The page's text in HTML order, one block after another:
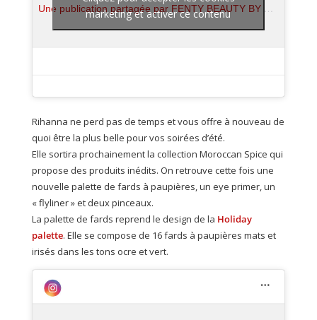
Une publication partagée par FENTY BEAUTY BY RIHANNA (@fentybeauty)
marketing et activer ce contenu
Rihanna ne perd pas de temps et vous offre à nouveau de
quoi être la plus belle pour vos soirées d’été.
Elle sortira prochainement la collection Moroccan Spice qui
propose des produits inédits. On retrouve cette fois une
nouvelle palette de fards à paupières, un eye primer, un
« flyliner » et deux pinceaux.
La palette de fards reprend le design de la Holiday
palette. Elle se compose de 16 fards à paupières mats et
irisés dans les tons ocre et vert.